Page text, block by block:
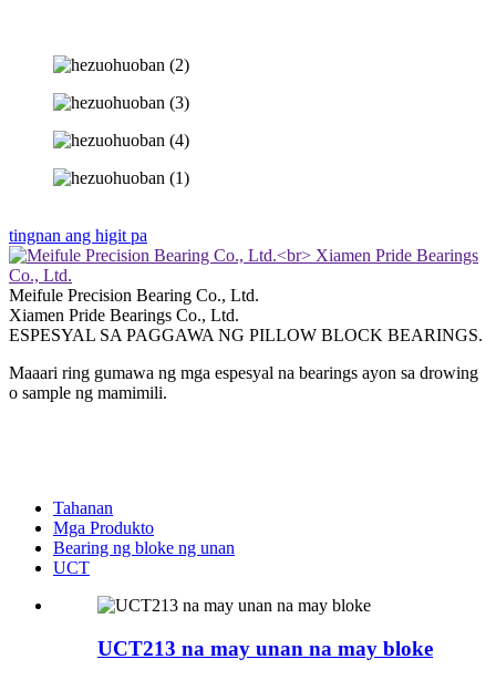
tingnan ang higit pa
Meifule Precision Bearing Co., Ltd.
Xiamen Pride Bearings Co., Ltd.
ESPESYAL SA PAGGAWA NG PILLOW BLOCK BEARINGS.
Maaari ring gumawa ng mga espesyal na bearings ayon sa drowing
o sample ng mamimili.
Tahanan
Mga Produkto
Bearing ng bloke ng unan
UCT
UCT213 na may unan na may bloke